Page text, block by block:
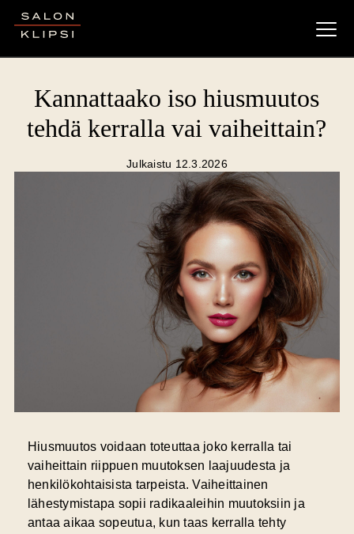
Salon Klipsi
Kannattaako iso hiusmuutos
tehdä kerralla vai vaiheittain?
Julkaistu 12.3.2026
Hiusmuutos voidaan toteuttaa joko kerralla tai
vaiheittain riippuen muutoksen laajuudesta ja
henkilökohtaisista tarpeista. Vaiheittainen
lähestymistapa sopii radikaaleihin muutoksiin ja
antaa aikaa sopeutua, kun taas kerralla tehty